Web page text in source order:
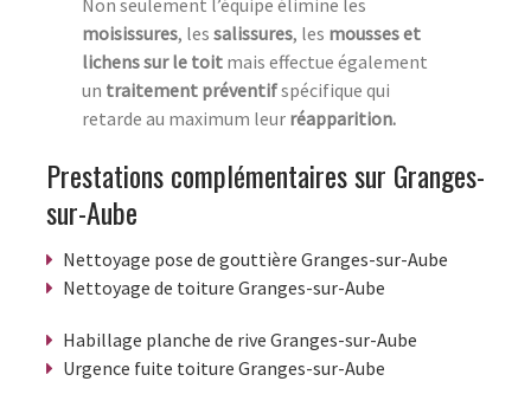
Non seulement l’équipe élimine les
moisissures, les salissures, les mousses et
lichens sur le toit mais effectue également
un traitement préventifspécifique qui
retarde au maximum leur réapparition.
Prestations complémentaires sur Granges-
sur-Aube
Nettoyage pose de gouttière Granges-sur-Aube
Nettoyage de toiture Granges-sur-Aube
Habillage planche de rive Granges-sur-Aube
Urgence fuite toiture Granges-sur-Aube